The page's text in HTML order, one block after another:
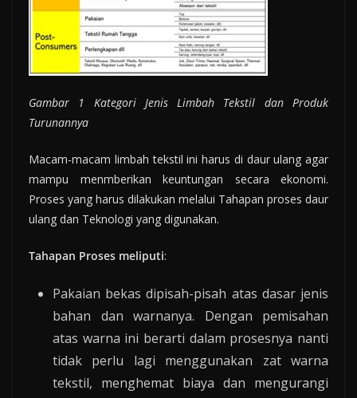
Gambar 1 Kategori Jenis Limbah Tekstil dan Produk
Turunannya
Macam-macam limbah tekstil ini harus di daur ulang agar
mampu menmberikan keuntungan secara ekonomi.
Proses yang harus dilakukan melalui Tahapan proses daur
ulang dan Teknologi yang digunakan.
Tahapan Proses meliputi:
Pakaian bekas dipisah-pisah atas dasar jenis
bahan dan warnanya. Dengan pemisahan
atas warna ini berarti dalam prosesnya nanti
tidak perlu lagi menggunakan zat warna
tekstil, menghemat biaya dan mengurangi